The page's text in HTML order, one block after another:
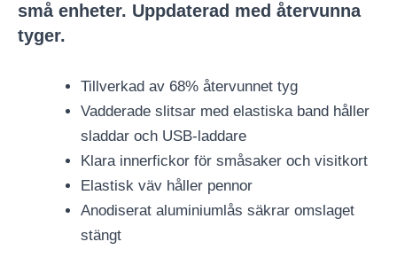
små enheter. Uppdaterad med återvunna
tyger.
Tillverkad av 68% återvunnet tyg
Vadderade slitsar med elastiska band håller
sladdar och USB-laddare
Klara innerfickor för småsaker och visitkort
Elastisk väv håller pennor
Anodiserat aluminiumlås säkrar omslaget
stängt